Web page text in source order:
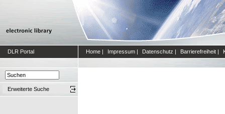
DLR Portal Home | Impressum | Datenschutz | Barrierefreiheit |
Erweiterte Suche